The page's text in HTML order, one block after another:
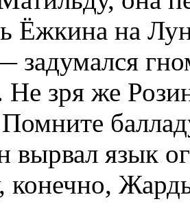
Ёжкина на
задумался
зря же
вырвал язык
конечно,